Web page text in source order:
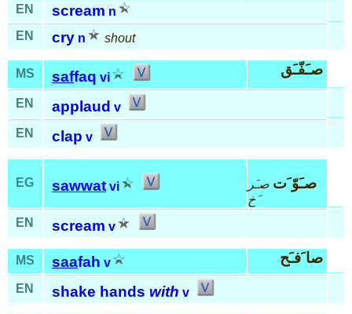
EN scream n
EN
cry n shout
MS saffaq vi صـَفّـَق
EN applaud v
EN
clap v
EG sawwat vi صـَوّ َت صـَر
َخ
EN
scream v
MS saafah v صا َفـَح
EN shake hands with v